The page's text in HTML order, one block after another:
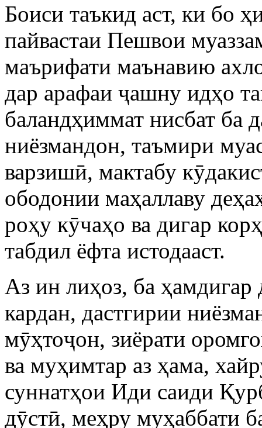
Боиси таъкид аст, ки бо
пайвастаи Пешвои
маърифати маънавию
дар арафаи ҷашну идҳо
баландҳиммат нисбат ба
ниёзмандон, таъмири
варзишӣ, мактабу
ободонии маҳаллаву
роҳу кӯчаҳо ва дигар
табдил ёфта истодааст.
Аз ин лиҳоз, ба ҳамдигар
кардан, дастгирии
мӯҳтоҷон, зиёрати
ва муҳимтар аз ҳама,
суннатҳои Иди саиди
дӯстӣ, меҳру муҳаббати